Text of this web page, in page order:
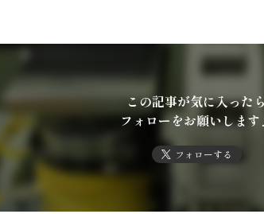
この記事が気に入ったら
フォローをお願いします
フォローする